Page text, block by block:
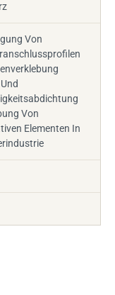
Von
Von
Elementen In